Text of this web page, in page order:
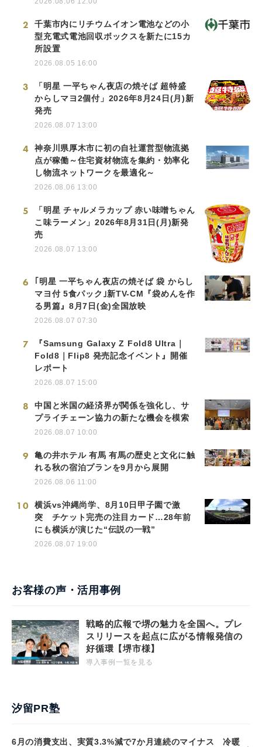
2
千葉市内にリチウムイオン電池などの小
型充電式電池回収ボックスを新たに15カ
所設置
2026.08.05 16:00
3
「明星 一平ちゃん夜店の焼そば 超特盛
からしマヨ2個付」2026年8月24日(月)新
発売
2026.08.07 13:00
4
神奈川県厚木市に初の自社運営型物流拠
点が稼働～住宅資材物流を集約・効率化
し物流ネットワークを最適化～
2026.08.06 13:00
5
「明星 チャルメラカップ 赤い味噌ちゃん
こ味ラーメン」2026年8月31日(月)新発
売
2026.08.07 13:00
6
｢明星 一平ちゃん夜店の焼そば 袋 からし
マヨ付 5食パック｣新TV-CM『袋めんを作
る男篇』8月7日(金)全国放映
2026.08.07 07:30
7
『Samsung Galaxy Z Fold8 Ultra｜
Fold8｜Flip8 発売記念イベント』開催
レポート
2026.08.07 15:00
8
中国と米国の経済界が関係を強化し、サ
プライチェーン協力の新たな機会を模索
2026.08.07 10:00
9
亀の井ホテル 有馬 有馬の歴史と文化に触
れる秋の宿泊プランを9月から展開
2026.08.06 11:00
10
横浜vs沖縄尚学、8月10日甲子園で激
突 チケット完売の注目カード…28年前
にも横浜が演じた“伝説の一戦”
2026.08.07 19:00
お客様の声・活用事例
戦略的広報で堺の魅力を全国へ。プレ
スリリースを起点に広がる情報発信の
好循環【堺市様】
導入事例一覧を見る
汐留PR塾
6月の消費支出、実質3.3%減で7か月連続のマイナス 冷暖